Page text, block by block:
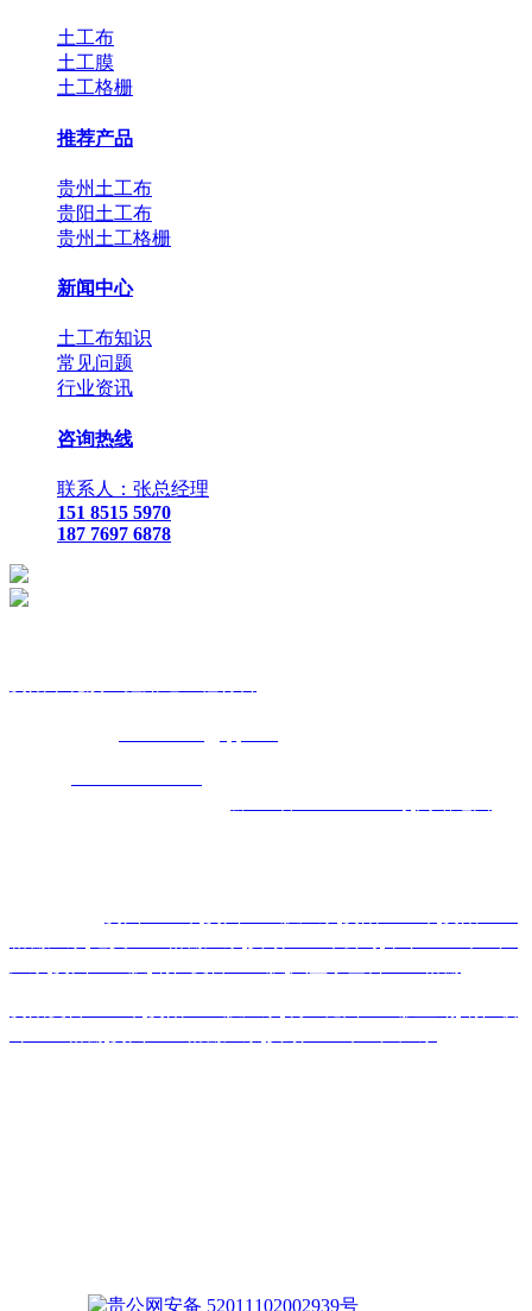
土工布
土工膜
土工格栅
推荐产品
贵州土工布
贵阳土工布
贵州土工格栅
新闻中心
土工布知识
常见问题
行业资讯
咨询热线
联系人：张总经理
151 8515 5970
187 7697 6878
贵公网安备 52011102002939号